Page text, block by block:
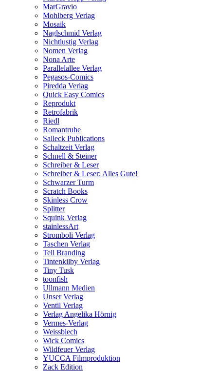
MarGravio
Mohlberg Verlag
Mosaik
Naglschmid Verlag
Nichtlustig Verlag
Nomen Verlag
Nona Arte
Parallelallee Verlag
Pegasos-Comics
Piredda Verlag
Quick Easy Comics
Reprodukt
Retrofabrik
Riedl
Romantruhe
Salleck Publications
Schaltzeit Verlag
Schnell & Steiner
Schreiber & Leser
Schreiber & Leser: Alles Gute!
Schwarzer Turm
Scratch Books
Skinless Crow
Splitter
Squink Verlag
stainlessArt
Stromboli Verlag
Taschen Verlag
Tell Branding
Tintenkilby Verlag
Tiny Tusk
toonfish
Ullmann Medien
Unser Verlag
Ventil Verlag
Verlag Angelika Hörnig
Vermes-Verlag
Weissblech
Wick Comics
Wildfeuer Verlag
YUCCA Filmproduktion
Zack Edition